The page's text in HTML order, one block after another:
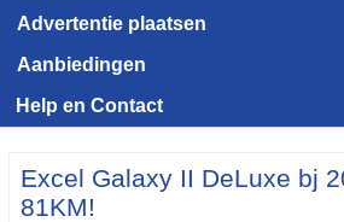
Advertentie plaatsen
Aanbiedingen
Help en Contact
Excel Galaxy II DeLuxe bj
81KM!